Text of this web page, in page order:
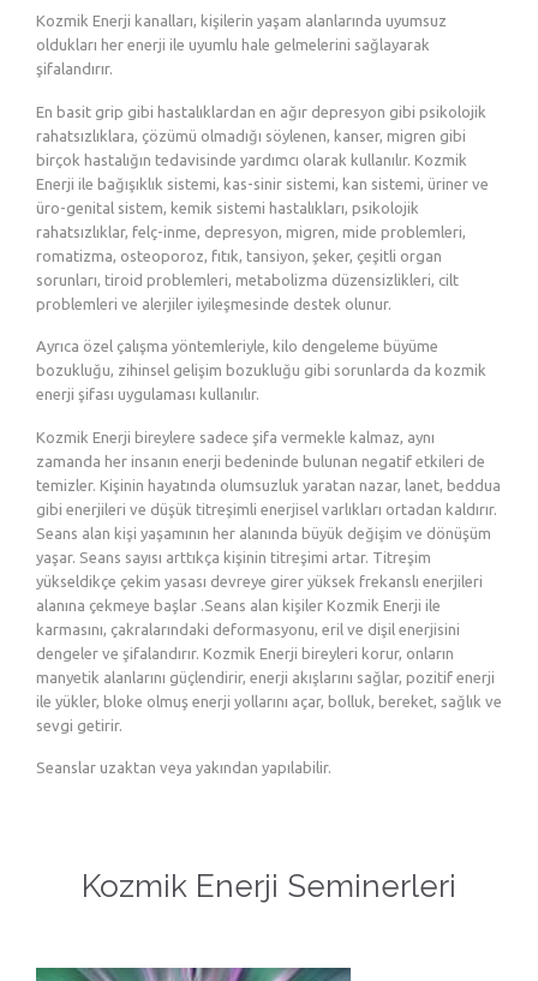
Kozmik Enerji kanalları, kişilerin yaşam alanlarında uyumsuz
oldukları her enerji ile uyumlu hale gelmelerini sağlayarak
şifalandırır.
En basit grip gibi hastalıklardan en ağır depresyon gibi psikolojik
rahatsızlıklara, çözümü olmadığı söylenen, kanser, migren gibi
birçok hastalığın tedavisinde yardımcı olarak kullanılır. Kozmik
Enerji ile bağışıklık sistemi, kas-sinir sistemi, kan sistemi, üriner ve
üro-genital sistem, kemik sistemi hastalıkları, psikolojik
rahatsızlıklar, felç-inme, depresyon, migren, mide problemleri,
romatizma, osteoporoz, fıtık, tansiyon, şeker, çeşitli organ
sorunları, tiroid problemleri, metabolizma düzensizlikleri, cilt
problemleri ve alerjiler iyileşmesinde destek olunur.
Ayrıca özel çalışma yöntemleriyle, kilo dengeleme büyüme
bozukluğu, zihinsel gelişim bozukluğu gibi sorunlarda da kozmik
enerji şifası uygulaması kullanılır.
Kozmik Enerji bireylere sadece şifa vermekle kalmaz, aynı
zamanda her insanın enerji bedeninde bulunan negatif etkileri de
temizler. Kişinin hayatında olumsuzluk yaratan nazar, lanet, beddua
gibi enerjileri ve düşük titreşimli enerjisel varlıkları ortadan kaldırır.
Seans alan kişi yaşamının her alanında büyük değişim ve dönüşüm
yaşar. Seans sayısı arttıkça kişinin titreşimi artar. Titreşim
yükseldikçe çekim yasası devreye girer yüksek frekanslı enerjileri
alanına çekmeye başlar .Seans alan kişiler Kozmik Enerji ile
karmasını, çakralarındaki deformasyonu, eril ve dişil enerjisini
dengeler ve şifalandırır. Kozmik Enerji bireyleri korur, onların
manyetik alanlarını güçlendirir, enerji akışlarını sağlar, pozitif enerji
ile yükler, bloke olmuş enerji yollarını açar, bolluk, bereket, sağlık ve
sevgi getirir.
Seanslar uzaktan veya yakından yapılabilir.
Kozmik Enerji Seminerleri